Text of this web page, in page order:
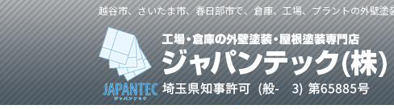
越谷市、さいたま市、春日部市で、倉庫、工場、プラントの外壁